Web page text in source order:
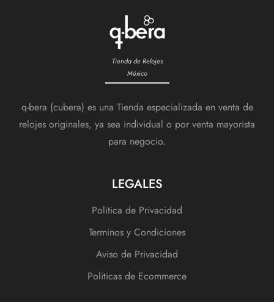
Tienda de Relojes
México
q-bera (cubera) es una Tienda especializada en venta de
relojes originales, ya sea individual o por venta mayorista
para negocio.
LEGALES
Politica de Privacidad
Terminos y Condiciones
Aviso de Privacidad
Politicas de Ecommerce